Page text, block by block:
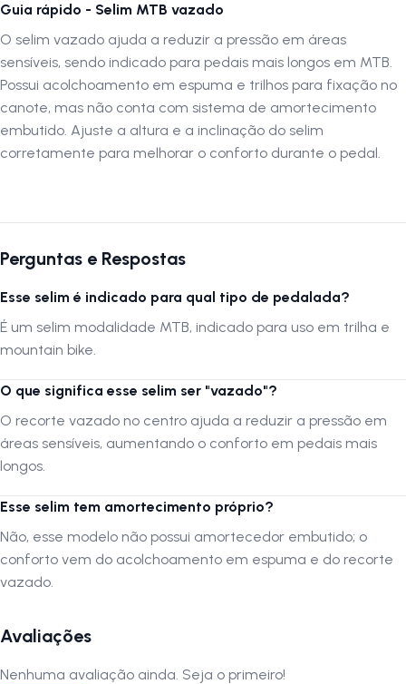
Cor:Preto
Material do Banco:Espuma de alta densidade
Amortecedor:Elastômero
Vazado:
Sim
Siga-nos no Instagram:@lojanapista
Guia rápido - Selim MTB vazado
O selim vazado ajuda a reduzir a pressão em áreas
sensíveis, sendo indicado para pedais mais longos em MTB.
Possui acolchoamento em espuma e trilhos para fixação no
canote, mas não conta com sistema de amortecimento
embutido. Ajuste a altura e a inclinação do selim
corretamente para melhorar o conforto durante o pedal.
Perguntas e Respostas
Esse selim é indicado para qual tipo de pedalada?
É um selim modalidade MTB, indicado para uso em trilha e
mountain bike.
O que significa esse selim ser "vazado"?
O recorte vazado no centro ajuda a reduzir a pressão em
áreas sensíveis, aumentando o conforto em pedais mais
longos.
Esse selim tem amortecimento próprio?
Não, esse modelo não possui amortecedor embutido; o
conforto vem do acolchoamento em espuma e do recorte
vazado.
Avaliações
Nenhuma avaliação ainda. Seja o primeiro!